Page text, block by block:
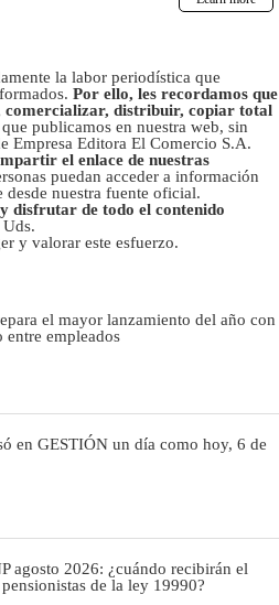
la labor periodística que
Por ello, les recordamos que
comercializar, distribuir, copiar total
que publicamos en nuestra web, sin
Empresa Editora El Comercio S.A.
el enlace de nuestras
puedan acceder a información
nuestra fuente oficial.
disfrutar de todo el contenido
y valorar este esfuerzo.
el mayor lanzamiento del año con
entre empleados
en GESTIÓN un día como hoy, 6 de
agosto 2026: ¿cuándo recibirán el
de la ley 19990?